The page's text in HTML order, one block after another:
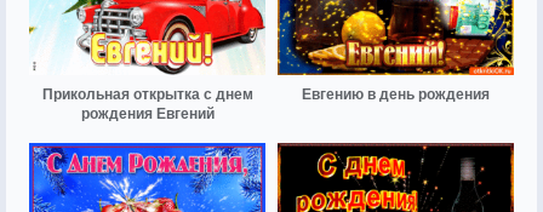
Прикольная открытка с днем
рождения Евгений
Евгению в день рождения